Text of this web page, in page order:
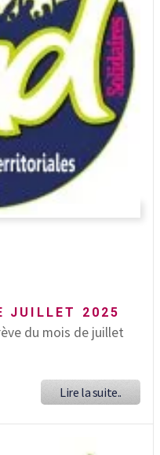
JUILLET 2025
du mois de juillet
Lire la suite..